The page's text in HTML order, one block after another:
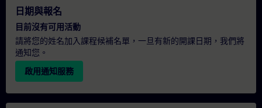
日期與報名
目前沒有可用活動
請將您的姓名加入課程候補名單，一旦有新的開課日期，我們將
通知您。
啟用通知服務